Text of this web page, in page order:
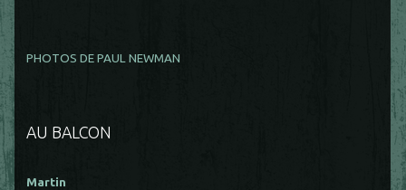
PHOTOS DE PAUL NEWMAN
AU BALCON
Martin